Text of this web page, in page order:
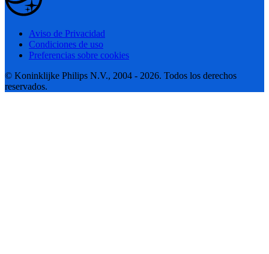
Aviso de Privacidad
Condiciones de uso
Preferencias sobre cookies
© Koninklijke Philips N.V., 2004 - 2026. Todos los derechos
reservados.